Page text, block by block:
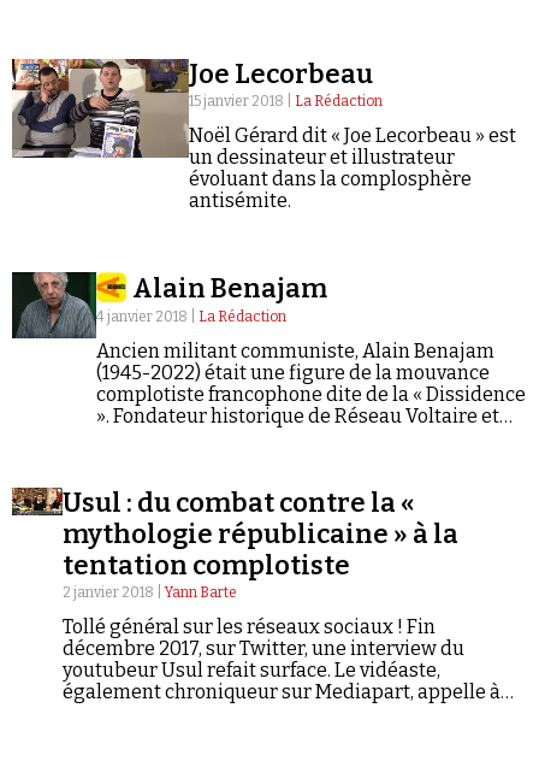
Joe Lecorbeau
15 janvier 2018 | La Rédaction
Noël Gérard dit « Joe Lecorbeau » est
un dessinateur et illustrateur
évoluant dans la complosphère
antisémite.
Alain Benajam
4 janvier 2018 | La Rédaction
Ancien militant communiste, Alain Benajam
(1945-2022) était une figure de la mouvance
complotiste francophone dite de la « Dissidence
». Fondateur historique de Réseau Voltaire et
Usul : du combat contre la «
mythologie républicaine » à la
tentation complotiste
2 janvier 2018 |Yann Barte
Tollé général sur les réseaux sociaux ! Fin
décembre 2017, sur Twitter, une interview du
youtubeur Usul refait surface. Le vidéaste,
également chroniqueur sur Mediapart, appelle à